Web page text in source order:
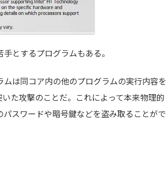
とするプログラムもある。
は同コア内の他のプログラムの実行内容を
た攻撃のことだ。これによって本来物理的
スワードや暗号鍵などを盗み取ることがで